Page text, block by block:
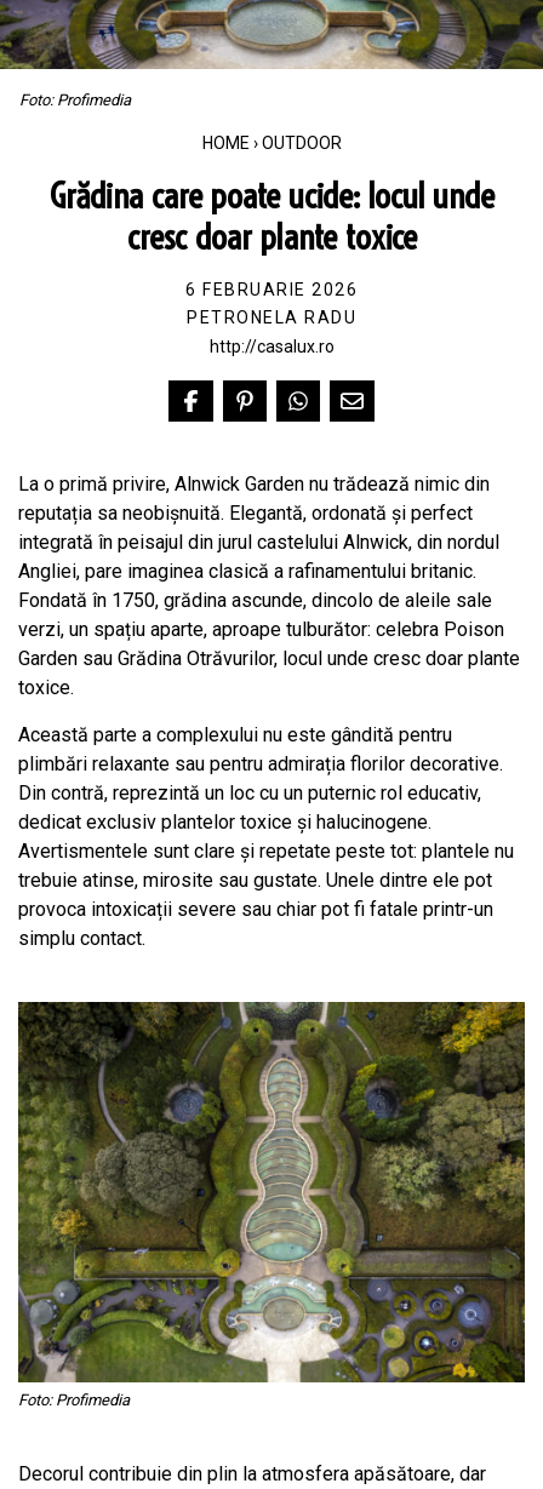
Foto: Profimedia
HOME › OUTDOOR
Grădina care poate ucide: locul unde
cresc doar plante toxice
6 FEBRUARIE 2026
PETRONELA RADU
http://casalux.ro
La o primă privire, Alnwick Garden nu trădează nimic din
reputația sa neobișnuită. Elegantă, ordonată și perfect
integrată în peisajul din jurul castelului Alnwick, din nordul
Angliei, pare imaginea clasică a rafinamentului britanic.
Fondată în 1750, grădina ascunde, dincolo de aleile sale
verzi, un spațiu aparte, aproape tulburător: celebra Poison
Garden sau Grădina Otrăvurilor, locul unde cresc doar plante
toxice.
Această parte a complexului nu este gândită pentru
plimbări relaxante sau pentru admirația florilor decorative.
Din contră, reprezintă un loc cu un puternic rol educativ,
dedicat exclusiv plantelor toxice și halucinogene.
Avertismentele sunt clare și repetate peste tot: plantele nu
trebuie atinse, mirosite sau gustate. Unele dintre ele pot
provoca intoxicații severe sau chiar pot fi fatale printr-un
simplu contact.
Foto: Profimedia
Decorul contribuie din plin la atmosfera apăsătoare, dar